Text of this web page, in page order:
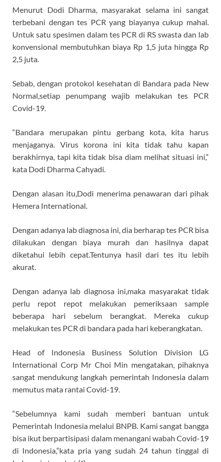
Menurut Dodi Dharma, masyarakat selama ini sangat
terbebani dengan tes PCR yang biayanya cukup mahal.
Untuk satu spesimen dalam tes PCR di RS swasta dan lab
konvensional membutuhkan biaya Rp 1,5 juta hingga Rp
2,5 juta.
Sebab, dengan protokol kesehatan di Bandara pada New
Normal,setiap penumpang wajib melakukan tes PCR
Covid-19.
“Bandara merupakan pintu gerbang kota, kita harus
menjaganya. Virus korona ini kita tidak tahu kapan
berakhirnya, tapi kita tidak bisa diam melihat situasi ini,”
kata Dodi Dharma Cahyadi.
Dengan alasan itu,Dodi menerima penawaran dari pihak
Hemera International.
Dengan adanya lab diagnosa ini, dia berharap tes PCR bisa
dilakukan dengan biaya murah dan hasilnya dapat
diketahui lebih cepat.Tentunya hasil dari tes itu lebih
akurat.
Dengan adanya lab diagnosa ini,maka masyarakat tidak
perlu repot repot melakukan pemeriksaan sample
beberapa hari sebelum berangkat. Mereka cukup
melakukan tes PCR di bandara pada hari keberangkatan.
Head of Indonesia Business Solution Division LG
International Corp Mr Choi Min mengatakan, pihaknya
sangat mendukung langkah pemerintah Indonesia dalam
memutus mata rantai Covid-19.
“Sebelumnya kami sudah memberi bantuan untuk
Pemerintah Indonesia melalui BNPB. Kami sangat bangga
bisa ikut berpartisipasi dalam menangani wabah Covid-19
di Indonesia,”kata pria yang sudah 24 tahun tinggal di